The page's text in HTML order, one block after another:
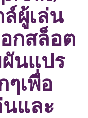
ผู้เล่น
กสล็อต
ผันแปร
เพื่อ
นและ